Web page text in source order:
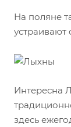
На поляне
устраивают
Интересна
здесь